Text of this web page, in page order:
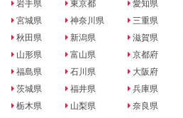
岩手県
宮城県
秋田県
山形県
福島県
茨城県
栃木県
東京都
神奈川県
新潟県
富山県
石川県
福井県
山梨県
愛知県
三重県
滋賀県
京都府
大阪府
兵庫県
奈良県